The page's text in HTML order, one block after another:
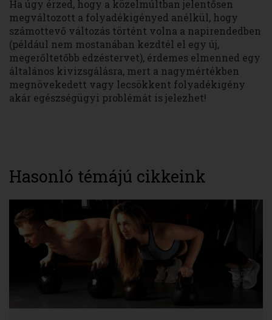
Ha úgy érzed, hogy a közelmúltban jelentősen
megváltozott a folyadékigényed anélkül, hogy
számottevő változás történt volna a napirendedben
(például nem mostanában kezdtél el egy új,
megerőltetőbb edzéstervet), érdemes elmenned egy
általános kivizsgálásra, mert a nagymértékben
megnövekedett vagy lecsökkent folyadékigény
akár egészségügyi problémát is jelezhet!
Hasonló témájú cikkeink